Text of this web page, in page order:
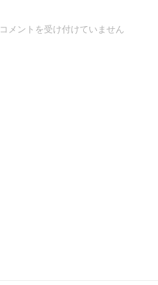
コメントを受け付けていません